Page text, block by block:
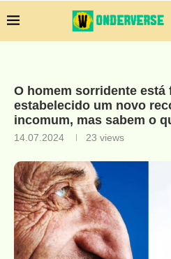
O homem sorridente está
estabelecido um novo
incomum, mas sabem o
14.07.2024 23 views